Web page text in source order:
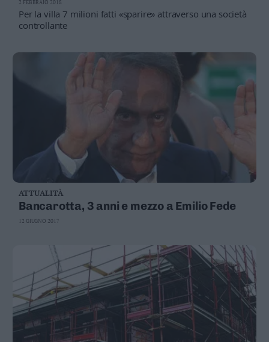
Per la villa 7 milioni fatti «sparire» attraverso una società
controllante
2 FEBBRAIO 2018
ATTUALITÀ
Bancarotta, 3 anni e mezzo a Emilio Fede
12 GIUGNO 2017